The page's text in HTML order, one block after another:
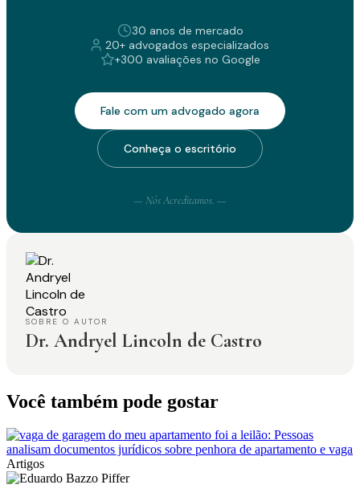
30 anos de mercado
20+ advogados especializados
+300 avaliações no Google
Fale com um advogado agora
Conheça o escritório
— Nós Acreditamos. —
SOBRE O AUTOR
Dr. Andryel Lincoln de Castro
Você também pode gostar
Artigos